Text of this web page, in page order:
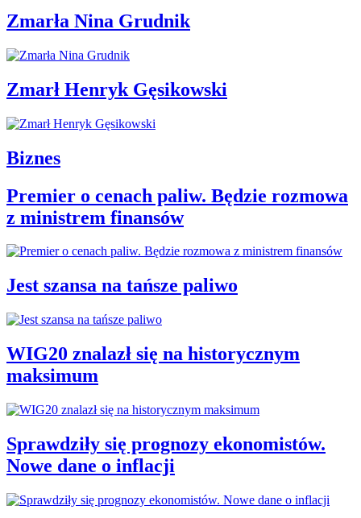
Zmarła Nina Grudnik
Zmarł Henryk Gęsikowski
Biznes
Premier o cenach paliw. Będzie rozmowa
z ministrem finansów
Jest szansa na tańsze paliwo
WIG20 znalazł się na historycznym
maksimum
Sprawdziły się prognozy ekonomistów.
Nowe dane o inflacji